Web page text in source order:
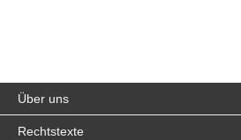
Über uns
Rechtstexte